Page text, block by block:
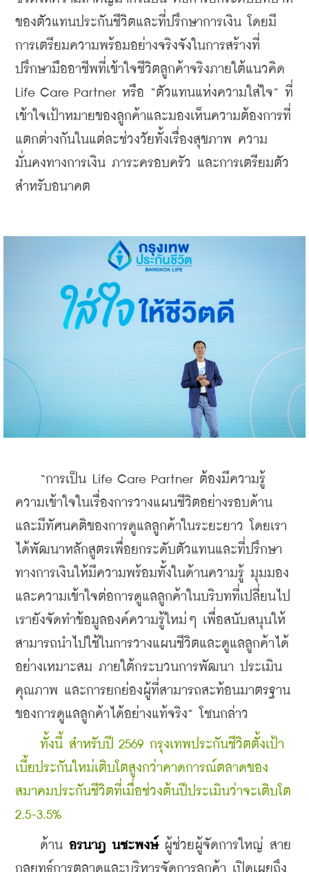
ของตัวแทนประกันชีวิตและที่ปรึกษาการเงิน โดยมี
การเตรียมความพร้อมอย่างจริงจังในการสร้างที่
ปรึกษามืออาชีพที่เข้าใจชีวิตลูกค้าจริงภายใต้แนวคิด
Life Care Partner หรือ “ตัวแทนแห่งความใส่ใจ” ที่
เข้าใจเป้าหมายของลูกค้าและมองเห็นความต้องการที่
แตกต่างกันในแต่ละช่วงวัยทั้งเรื่องสุขภาพ ความ
มั่นคงทางการเงิน ภาระครอบครัว และการเตรียมตัว
สำหรับอนาคต
“การเป็น Life Care Partner ต้องมีความรู้
ความเข้าใจในเรื่องการวางแผนชีวิตอย่างรอบด้าน
และมีทัศนคติของการดูแลลูกค้าในระยะยาว โดยเรา
ได้พัฒนาหลักสูตรเพื่อยกระดับตัวแทนและที่ปรึกษา
ทางการเงินให้มีความพร้อมทั้งในด้านความรู้ มุมมอง
และความเข้าใจต่อการดูแลลูกค้าในบริบทที่เปลี่ยนไป
เรายังจัดทำข้อมูลองค์ความรู้ใหม่ๆ เพื่อสนับสนุนให้
สามารถนำไปใช้ในการวางแผนชีวิตและดูแลลูกค้าได้
อย่างเหมาะสม ภายใต้กระบวนการพัฒนา ประเมิน
คุณภาพ และการยกย่องผู้ที่สามารถสะท้อนมาตรฐาน
ของการดูแลลูกค้าได้อย่างแท้จริง” โชนกล่าว
ทั้งนี้ สำหรับปี 2569 กรุงเทพประกันชีวิตตั้งเป้า
เบี้ยประกันใหม่เติบโตสูงกว่าคาดการณ์ตลาดของ
สมาคมประกันชีวิตที่เมื่อช่วงต้นปีประเมินว่าจะเติบโต
2.5-3.5%
ด้าน อรนาฎ นชะพงษ์ ผู้ช่วยผู้จัดการใหญ่ สาย
กลยุทธ์การตลาดและบริหารจัดการลูกค้า เปิดเผยถึง